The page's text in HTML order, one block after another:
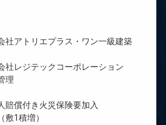
トリエプラス・ワン一級建築
ジテックコーポレーション
理
付き火災保険要加入
1積増）